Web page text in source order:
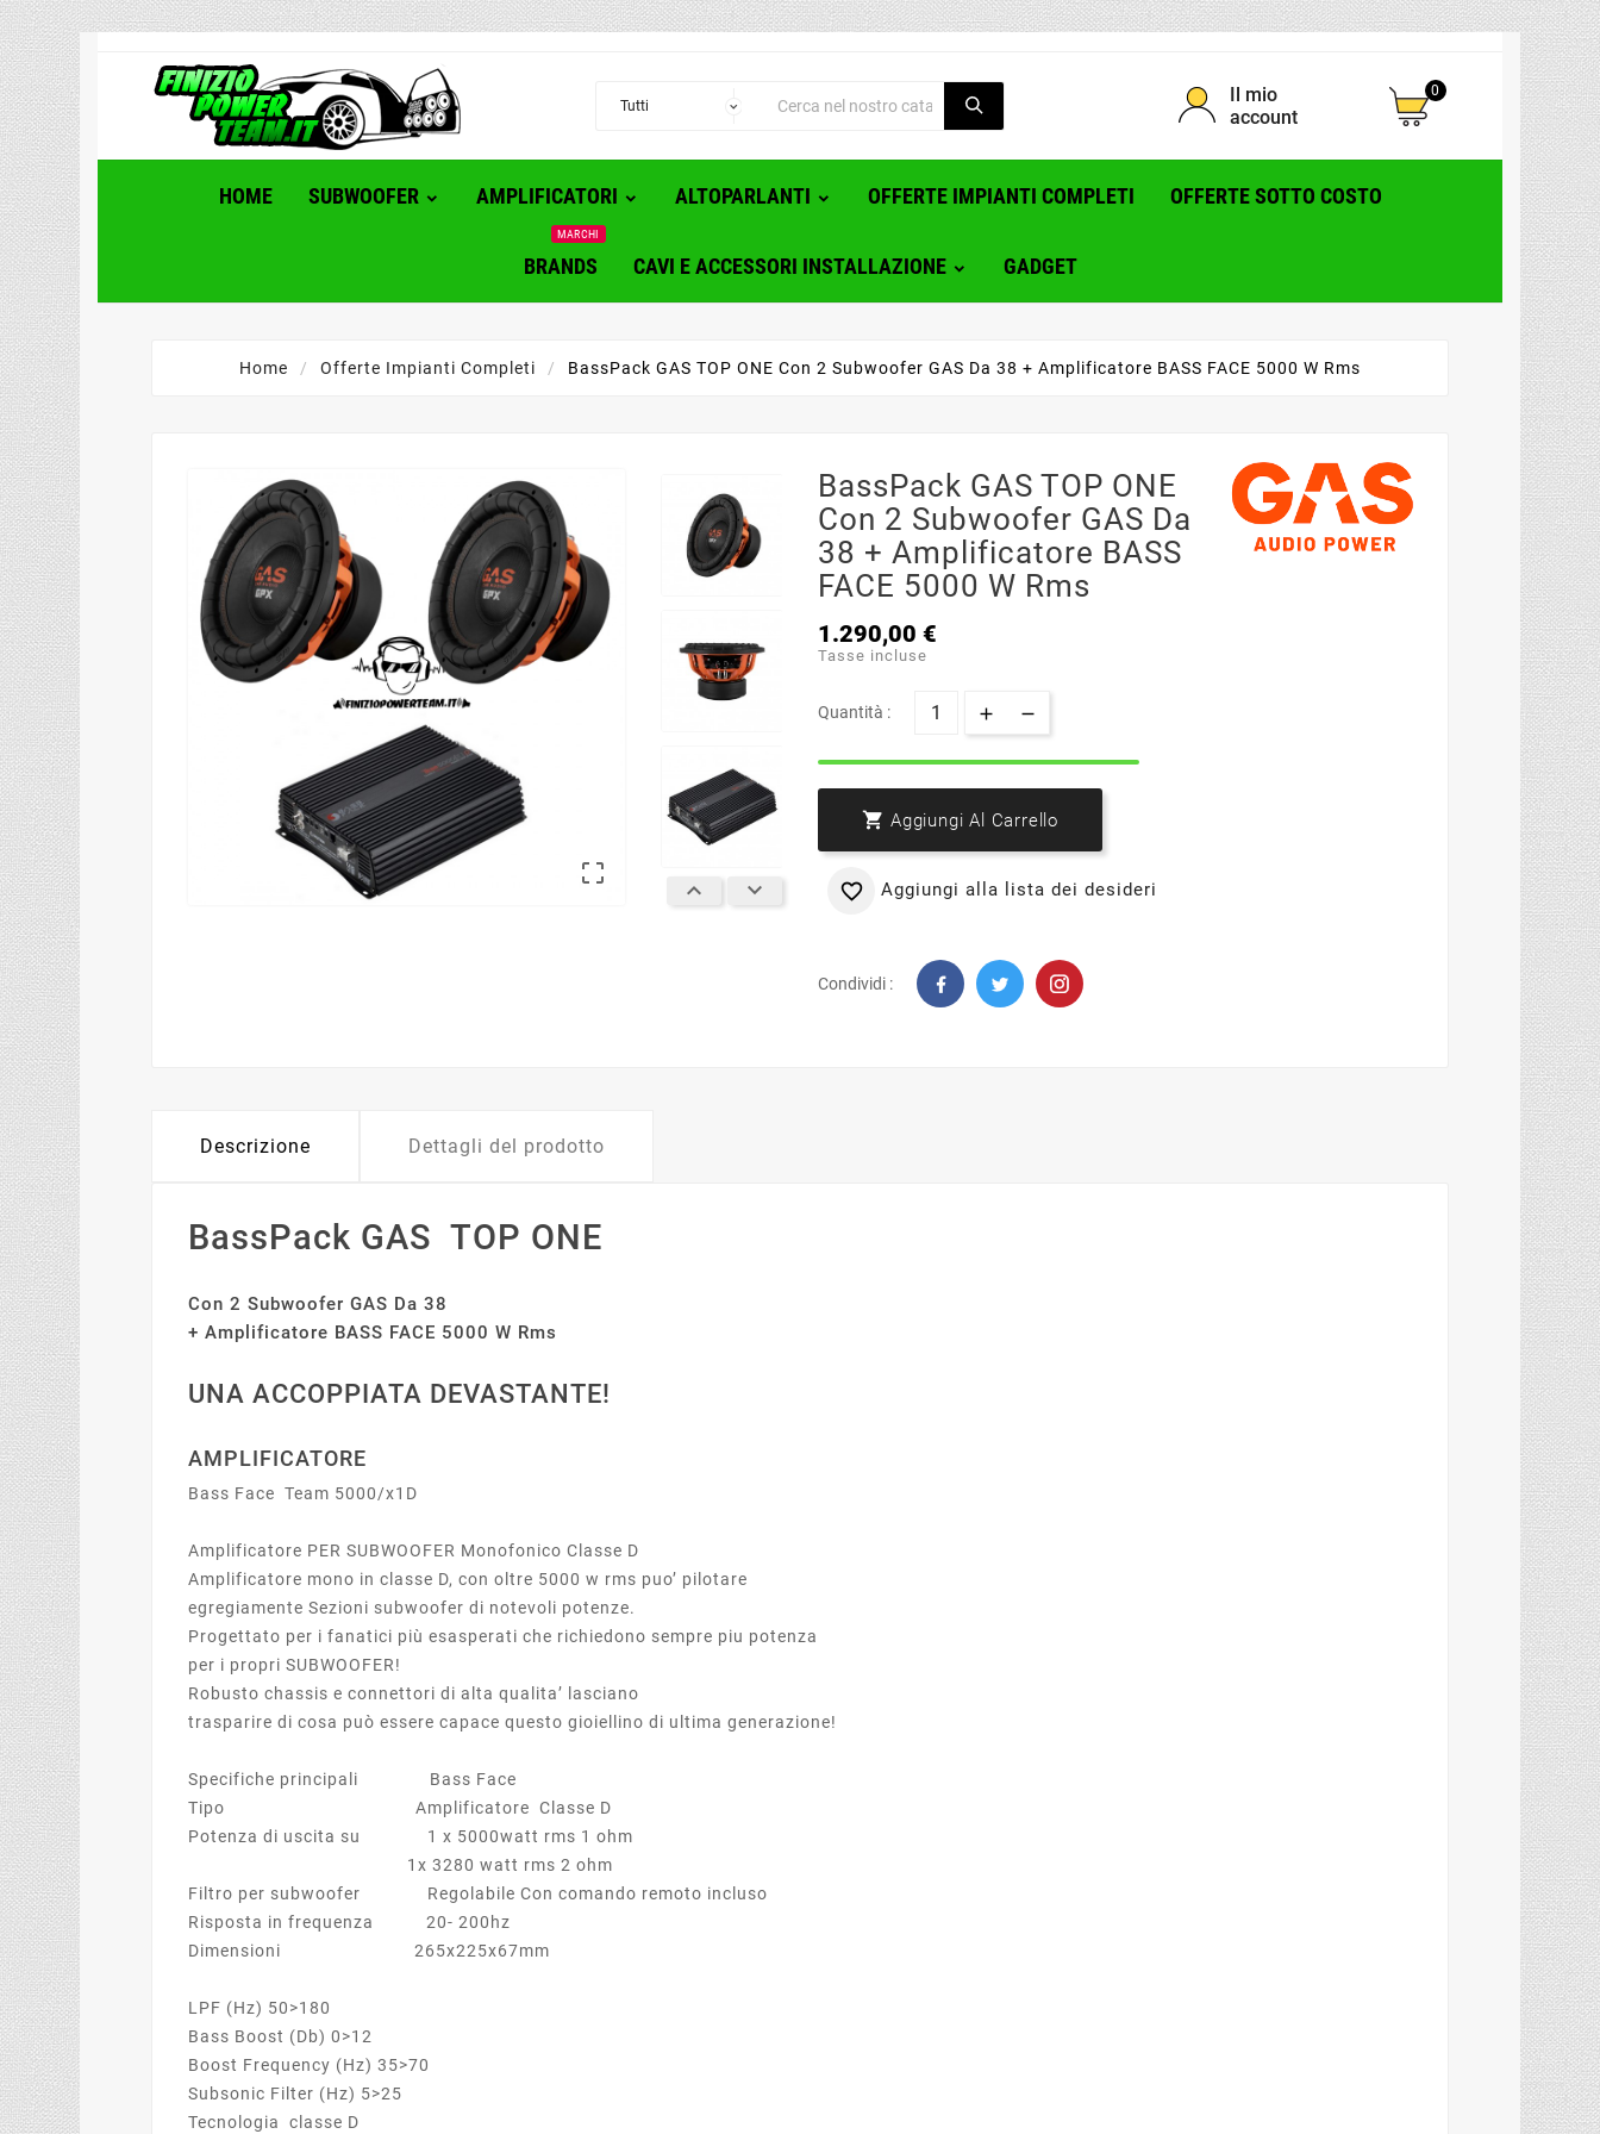
Il mio
account
0
HOME SUBWOOFER AMPLIFICATORI ALTOPARLANTI OFFERTE IMPIANTI COMPLETI OFFERTE SOTTO COSTO
BRANDS
MARCHI
CAVI E ACCESSORI INSTALLAZIONE GADGET
Home Offerte Impianti Completi BassPack GAS TOP ONE Con 2 Subwoofer GAS Da 38 + Amplificatore BASS FACE 5000 W Rms

 
BassPack GAS TOP ONE
Con 2 Subwoofer GAS Da
38 + Amplificatore BASS
FACE 5000 W Rms
1.290,00 €
Tasse incluse
Quantità :
 Aggiungi Al Carrello
 Aggiungi alla lista dei desideri
Condividi :
Descrizione Dettagli del prodotto
BassPack GAS TOP ONE
Con 2 Subwoofer GAS Da 38
+ Amplificatore BASS FACE 5000 W Rms
UNA ACCOPPIATA DEVASTANTE!
AMPLIFICATORE
Bass Face Team 5000/x1D
Amplificatore PER SUBWOOFER Monofonico Classe D
Amplificatore mono in classe D, con oltre 5000 w rms puo’ pilotare
egregiamente Sezioni subwoofer di notevoli potenze.
Progettato per i fanatici più esasperati che richiedono sempre piu potenza
per i propri SUBWOOFER!
Robusto chassis e connettori di alta qualita’ lasciano
trasparire di cosa può essere capace questo gioiellino di ultima generazione!
Specifiche principali Bass Face
Tipo Amplificatore Classe D
Potenza di uscita su 1 x 5000watt rms 1 ohm
1x 3280 watt rms 2 ohm
Filtro per subwoofer Regolabile Con comando remoto incluso
Risposta in frequenza 20- 200hz
Dimensioni 265x225x67mm
LPF (Hz) 50>180
Bass Boost (Db) 0>12
Boost Frequency (Hz) 35>70
Subsonic Filter (Hz) 5>25
Tecnologia classe D